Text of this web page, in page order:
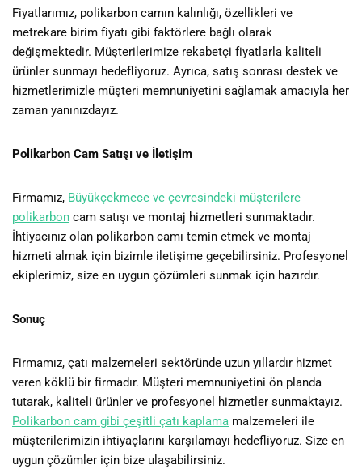
Fiyatlarımız, polikarbon camın kalınlığı, özellikleri ve
metrekare birim fiyatı gibi faktörlere bağlı olarak
değişmektedir. Müşterilerimize rekabetçi fiyatlarla kaliteli
ürünler sunmayı hedefliyoruz. Ayrıca, satış sonrası destek ve
hizmetlerimizle müşteri memnuniyetini sağlamak amacıyla her
zaman yanınızdayız.
Polikarbon Cam Satışı ve İletişim
Firmamız, Büyükçekmece ve çevresindeki müşterilere
polikarbon cam satışı ve montaj hizmetleri sunmaktadır.
İhtiyacınız olan polikarbon camı temin etmek ve montaj
hizmeti almak için bizimle iletişime geçebilirsiniz. Profesyonel
ekiplerimiz, size en uygun çözümleri sunmak için hazırdır.
Sonuç
Firmamız, çatı malzemeleri sektöründe uzun yıllardır hizmet
veren köklü bir firmadır. Müşteri memnuniyetini ön planda
tutarak, kaliteli ürünler ve profesyonel hizmetler sunmaktayız.
Polikarbon cam gibi çeşitli çatı kaplama malzemeleri ile
müşterilerimizin ihtiyaçlarını karşılamayı hedefliyoruz. Size en
uygun çözümler için bize ulaşabilirsiniz.